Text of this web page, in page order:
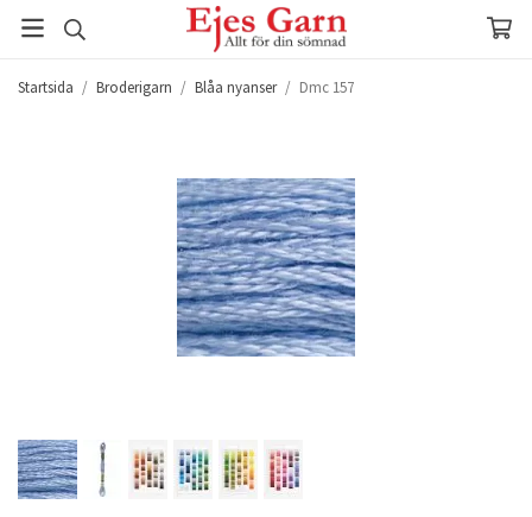
Startsida / Broderigarn / Blåa nyanser / Dmc 157